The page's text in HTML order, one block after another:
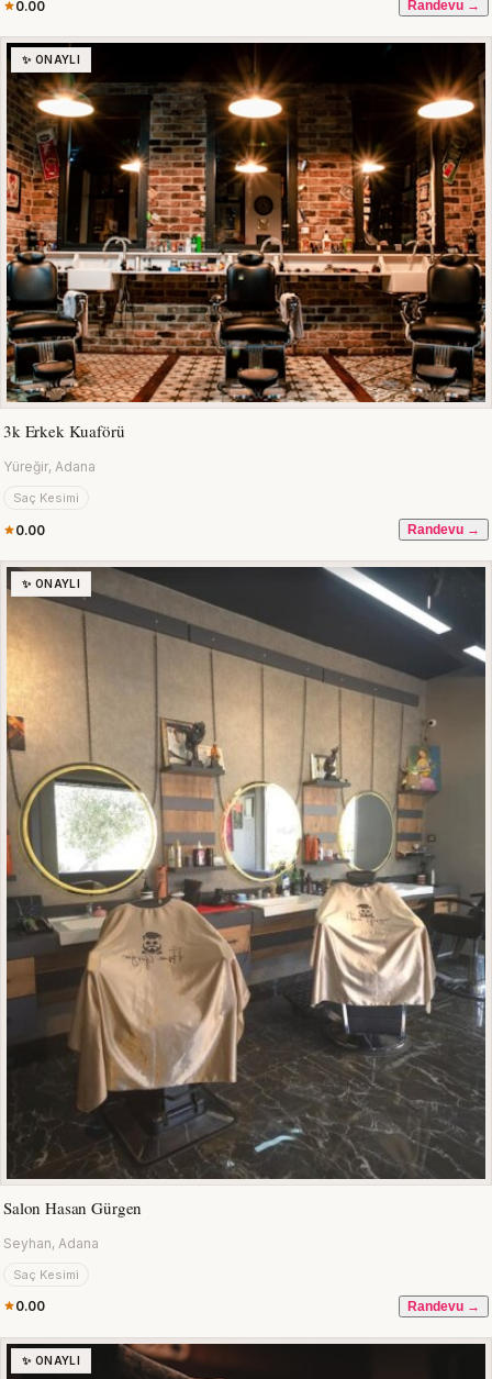
0.00 Randevu →
✨ ONAYLI
3k Erkek Kuaförü
Yüreğir, Adana
Saç Kesimi
0.00 Randevu →
✨ ONAYLI
Salon Hasan Gürgen
Seyhan, Adana
Saç Kesimi
0.00 Randevu →
✨ ONAYLI